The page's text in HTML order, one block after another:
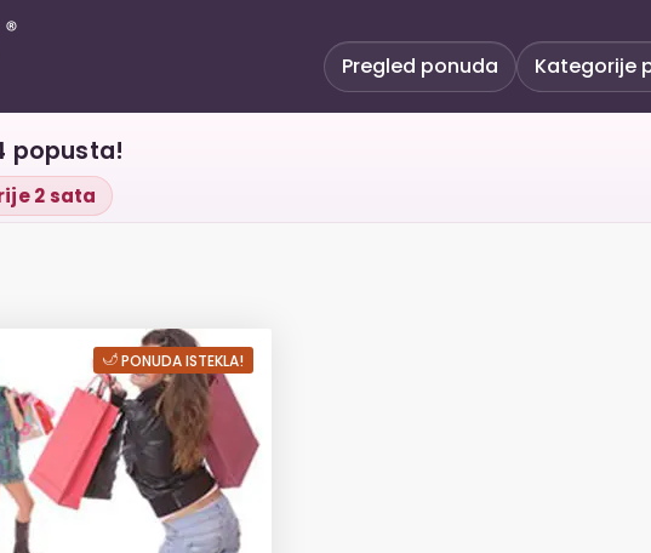
Pregled ponuda Kategorije
popusta!
2 sata
čišćenje L
PONUDA ISTEKLA!